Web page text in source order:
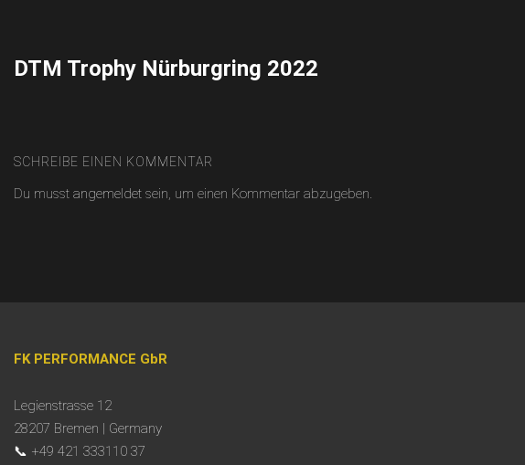
DTM Trophy Nürburgring 2022
SCHREIBE EINEN KOMMENTAR
Du musst angemeldet sein, um einen Kommentar abzugeben.
FK PERFORMANCE GbR
Legienstrasse 12
28207 Bremen | Germany
📞 +49 421 333110 37